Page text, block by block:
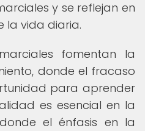
y se reflejan en
la vida diaria.
fomentan la
donde el fracaso
para aprender
es esencial en la
el énfasis en la